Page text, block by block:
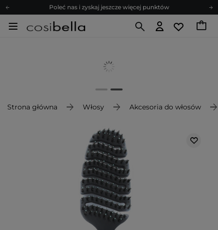
Poleć nas i zyskaj jeszcze więcej punktów
Zapisz się na newsletter pełen porad
Poleć nas i zyskaj jeszcze więcej punktów
Strona główna Włosy Akcesoria do włosów